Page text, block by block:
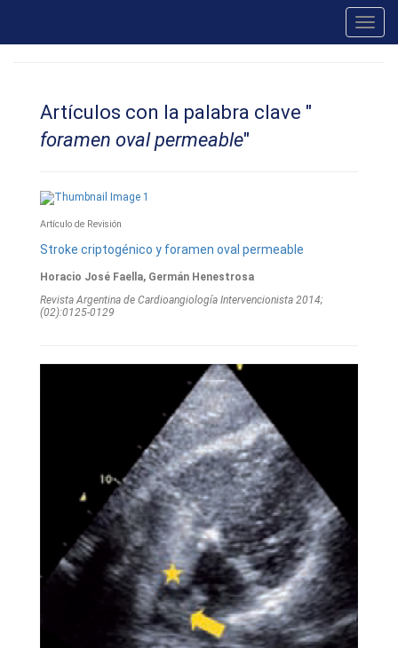
Artículos con la palabra clave "
foramen oval permeable"
Artículo de Revisión
Stroke criptogénico y foramen oval permeable
Horacio José Faella, Germán Henestrosa
Revista Argentina de Cardioangiologí­a Intervencionista 2014;
(02):0125-0129